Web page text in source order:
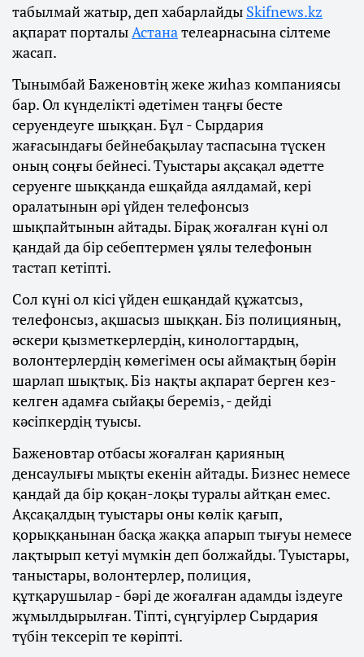
табылмай жатыр, деп хабарлайды Skifnews.kz
ақпарат порталыАстанателеарнасына сілтеме
жасап.
Тынымбай Баженовтің жеке жиһаз компаниясы
бар. Ол күнделікті әдетімен таңғы бесте
серуендеуге шыққан. Бұл - Сырдария
жағасындағы бейнебақылау таспасына түскен
оның соңғы бейнесі. Туыстары ақсақал әдетте
серуенге шыққанда ешқайда аялдамай, кері
оралатынын әрі үйден телефонсыз
шықпайтынын айтады. Бірақ жоғалған күні ол
қандай да бір себептермен ұялы телефонын
тастап кетіпті.
Сол күні ол кісі үйден ешқандай құжатсыз,
телефонсыз, ақшасыз шыққан. Біз полицияның,
әскери қызметкерлердің, кинологтардың,
волонтерлердің көмегімен осы аймақтың бәрін
шарлап шықтық. Біз нақты ақпарат берген кез-
келген адамға сыйақы береміз, - дейді
кәсіпкердің туысы.
Баженовтар отбасы жоғалған қарияның
денсаулығы мықты екенін айтады. Бизнес немесе
қандай да бір қоқан-лоқы туралы айтқан емес.
Ақсақалдың туыстары оны көлік қағып,
қорыққанынан басқа жаққа апарып тығуы немесе
лақтырып кетуі мүмкін деп болжайды. Туыстары,
таныстары, волонтерлер, полиция,
құтқарушылар - бәрі де жоғалған адамды іздеуге
жұмылдырылған. Тіпті, сүңгуірлер Сырдария
түбін тексеріп те көріпті.